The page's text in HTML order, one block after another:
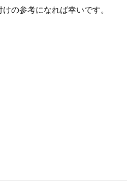
の参考になれば幸いです。